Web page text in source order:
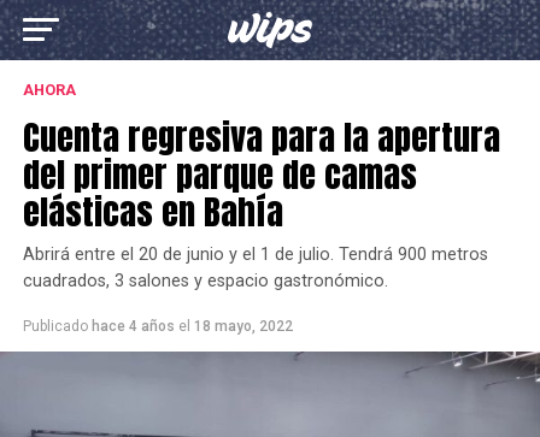
AHORA
Cuenta regresiva para la apertura
del primer parque de camas
elásticas en Bahía
Abrirá entre el 20 de junio y el 1 de julio. Tendrá 900 metros
cuadrados, 3 salones y espacio gastronómico.
Publicado hace 4 años el 18 mayo, 2022